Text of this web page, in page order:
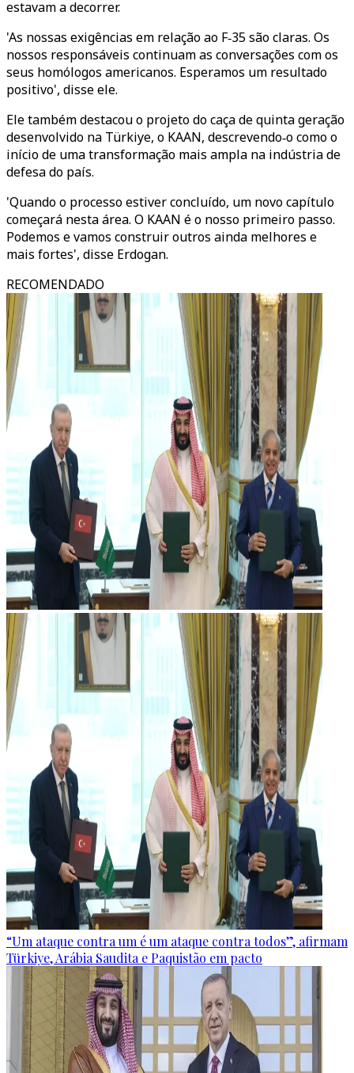
estavam a decorrer.
'As nossas exigências em relação ao F‑35 são claras. Os
nossos responsáveis continuam as conversações com os
seus homólogos americanos. Esperamos um resultado
positivo', disse ele.
Ele também destacou o projeto do caça de quinta geração
desenvolvido na Türkiye, o KAAN, descrevendo‑o como o
início de uma transformação mais ampla na indústria de
defesa do país.
'Quando o processo estiver concluído, um novo capítulo
começará nesta área. O KAAN é o nosso primeiro passo.
Podemos e vamos construir outros ainda melhores e
mais fortes', disse Erdogan.
RECOMENDADO
“Um ataque contra um é um ataque contra todos”, afirmam
Türkiye, Arábia Saudita e Paquistão em pacto